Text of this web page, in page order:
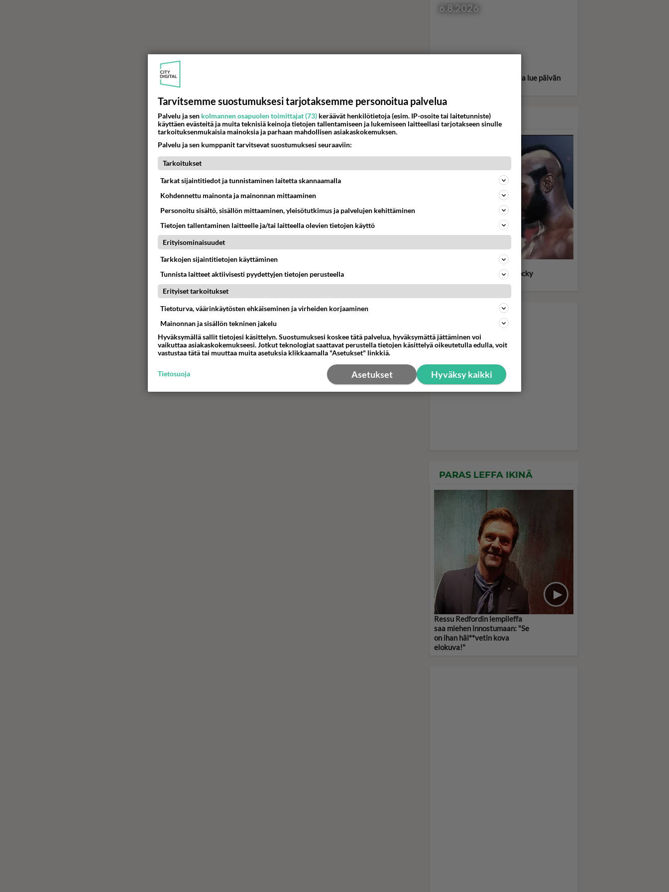
6.8.2026
Valitse oma tähtimerkkisi ja lue päivän
KASARI
Stallone meinasi heittää
henkensä kuvauksissa - Rocky
tykitti tykimmin kasarilla
PARAS LEFFA IKINÄ
Ressu Redfordin lempileffa
saa miehen innostumaan: "Se
on ihan häl**vetin kova
elokuva!"
Tarvitsemme suostumuksesi tarjotaksemme personoitua palvelua
Palvelu ja sen kolmannen osapuolen toimittajat (73) keräävät henkilötietoja (esim. IP-osoite tai laitetunniste)
käyttäen evästeitä ja muita teknisiä keinoja tietojen tallentamiseen ja lukemiseen laitteellasi tarjotakseen sinulle
tarkoituksenmukaisia mainoksia ja parhaan mahdollisen asiakaskokemuksen.
Palvelu ja sen kumppanit tarvitsevat suostumuksesi seuraaviin:
Tarkoitukset
Tarkat sijaintitiedot ja tunnistaminen laitetta skannaamalla
Kohdennettu mainonta ja mainonnan mittaaminen
Personoitu sisältö, sisällön mittaaminen, yleisötutkimus ja palvelujen kehittäminen
Tietojen tallentaminen laitteelle ja/tai laitteella olevien tietojen käyttö
Erityisominaisuudet
Tarkkojen sijaintitietojen käyttäminen
Tunnista laitteet aktiivisesti pyydettyjen tietojen perusteella
Erityiset tarkoitukset
Tietoturva, väärinkäytösten ehkäiseminen ja virheiden korjaaminen
Mainonnan ja sisällön tekninen jakelu
Hyväksymällä sallit tietojesi käsittelyn. Suostumuksesi koskee tätä palvelua, hyväksymättä jättäminen voi
vaikuttaa asiakaskokemukseesi. Jotkut teknologiat saattavat perustella tietojen käsittelyä oikeutetulla edulla, voit
vastustaa tätä tai muuttaa muita asetuksia klikkaamalla "Asetukset" linkkiä.
Hyväksy kaikki
Asetukset
Tietosuoja